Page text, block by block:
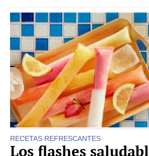
RECETAS REFRESCANTES
Los flashes